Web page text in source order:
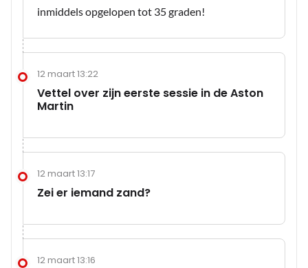
inmiddels opgelopen tot 35 graden!
12 maart 13:22
Vettel over zijn eerste sessie in de Aston
Martin
12 maart 13:17
Zei er iemand zand?
12 maart 13:16